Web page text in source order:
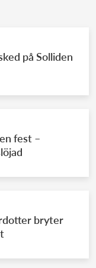
på Solliden
fest –
bryter